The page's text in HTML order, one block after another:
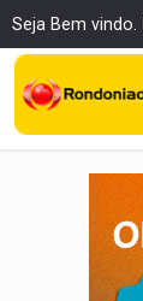
Seja Bem vindo.